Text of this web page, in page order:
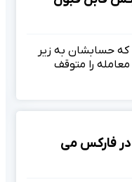
که حسابشان به زیر
معامله را متوقف
فارکس می